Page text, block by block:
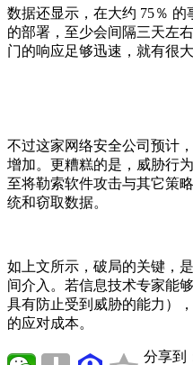
数据还显示，在大约 75％
的部署，至少会间隔三天左
门的响应足够迅速，就有很
不过这家网络安全公司预计
增加。更糟糕的是，威胁行
至将勒索软件攻击与其它策
统和窃取数据。
如上文所示，破局的关键，
间介入。若信息技术专家能
具有防止受到威胁的能力）
的应对成本。
分享到